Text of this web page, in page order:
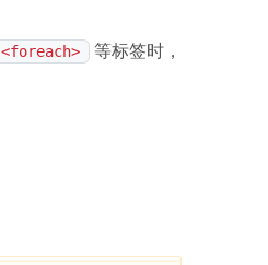
<foreach>
等标签时，